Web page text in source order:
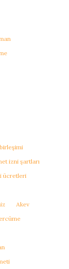
izni şartları
ücretleri
Akev